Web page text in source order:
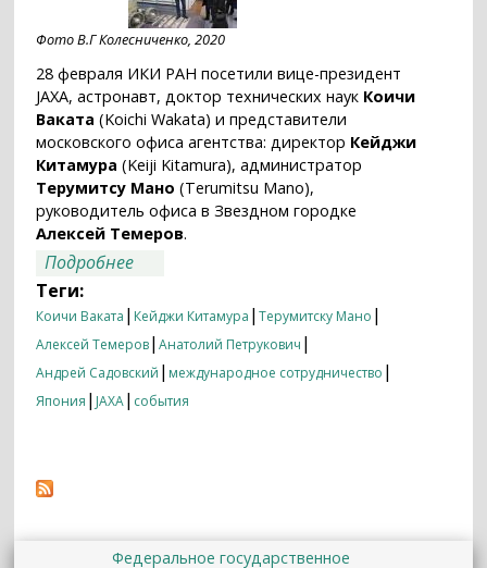
Фото В.Г Колесниченко, 2020
28 февраля ИКИ РАН посетили вице-президент
JAXA, астронавт, доктор технических наук Коичи
Ваката (Koichi Wakata) и представители
московского офиса агентства: директор Кейджи
Китамура (Keiji Kitamura), администратор
Терумитсу Мано (Terumitsu Mano),
руководитель офиса в Звездном городке
Алексей Темеров.
Подробнее
Теги:
Коичи Ваката | Кейджи Китамура |Терумитску Мано |
Алексей Темеров|Анатолий Петрукович |
Андрей Садовский | международное сотрудничество |
Япония | JAXA| события
Федеральное государственное